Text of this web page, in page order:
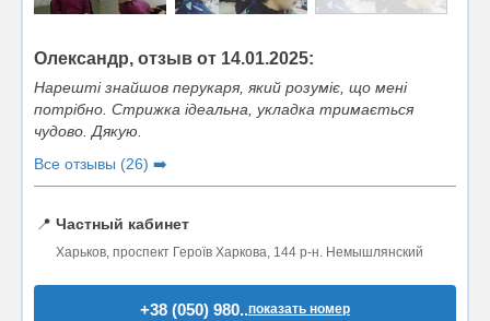
Олександр, отзыв от 14.01.2025:
Нарешті знайшов перукаря, який розуміє, що мені
потрібно. Стрижка ідеальна, укладка тримається
чудово. Дякую.
Все отзывы (26) ➡️
📍 Частный кабинет
Харьков, проспект Героїв Харкова, 144 р-н. Немышлянский
+38 (050) 980..показать номер